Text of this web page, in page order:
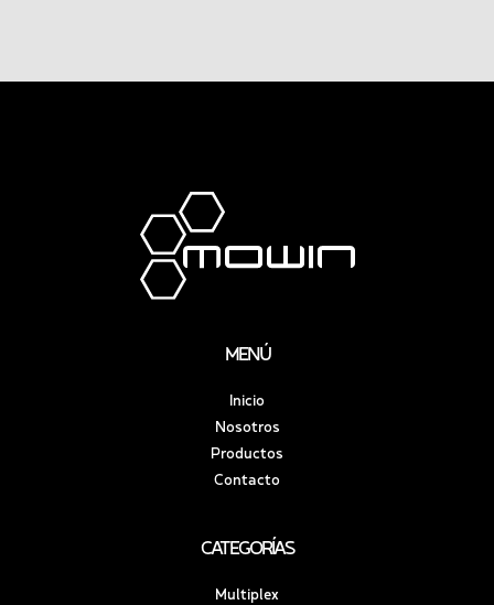
MENÚ
Inicio
Nosotros
Productos
Contacto
CATEGORÍAS
Multiplex